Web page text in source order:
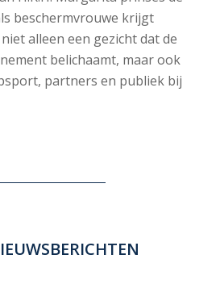
beschermvrouwe krijgt
alleen een gezicht dat de
belichaamt, maar ook
partners en publiek bij